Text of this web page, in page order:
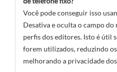
Você pode conseguir isso
Desativa e oculta o campo
perfis dos editores. Isto é útil
forem utilizados, reduzindo
melhorando a privacidade